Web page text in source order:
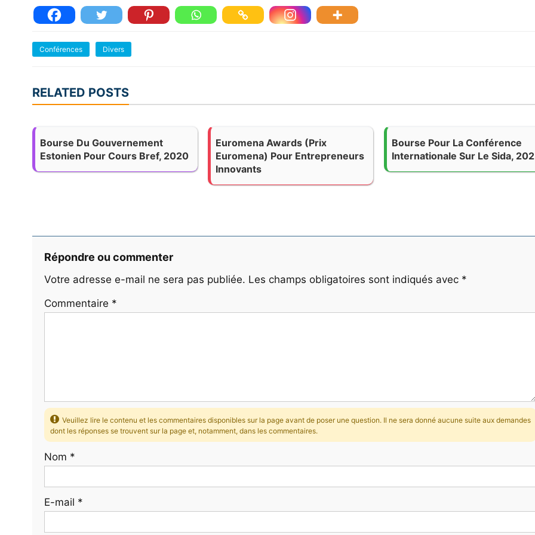
Conférences Divers
RELATED POSTS
Bourse Du Gouvernement
Estonien Pour Cours Bref, 2020
Euromena Awards (Prix
Euromena) Pour Entrepreneurs
Innovants
Bourse Pour La Conférence
Internationale Sur Le Sida,
Répondre ou commenter
Votre adresse e-mail ne sera pas publiée. Les champs obligatoires sont indiqués avec *
Commentaire *
Veuillez lire le contenu et les commentaires disponibles sur la page avant de poser une question. Il ne sera donné aucune suite aux demandes
dont les réponses se trouvent sur la page et, notamment, dans les commentaires.
Nom *
E-mail *